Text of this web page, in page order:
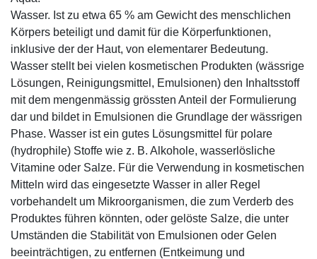
Wasser. Ist zu etwa 65 % am Gewicht des menschlichen
Körpers beteiligt und damit für die Körperfunktionen,
inklusive der der Haut, von elementarer Bedeutung.
Wasser stellt bei vielen kosmetischen Produkten (wässrige
Lösungen, Reinigungsmittel, Emulsionen) den Inhaltsstoff
mit dem mengenmässig grössten Anteil der Formulierung
dar und bildet in Emulsionen die Grundlage der wässrigen
Phase. Wasser ist ein gutes Lösungsmittel für polare
(hydrophile) Stoffe wie z. B. Alkohole, wasserlösliche
Vitamine oder Salze. Für die Verwendung in kosmetischen
Mitteln wird das eingesetzte Wasser in aller Regel
vorbehandelt um Mikroorganismen, die zum Verderb des
Produktes führen könnten, oder gelöste Salze, die unter
Umständen die Stabilität von Emulsionen oder Gelen
beeinträchtigen, zu entfernen (Entkeimung und